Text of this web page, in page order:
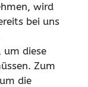
wird
bei uns
um diese
Zum
die